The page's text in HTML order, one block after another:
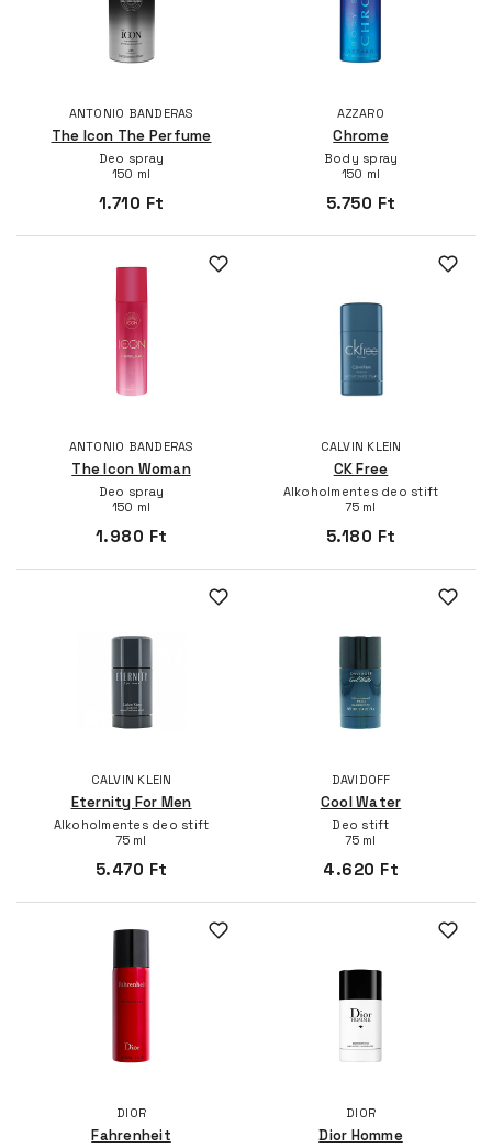
ANTONIO BANDERAS
The Icon The Perfume
Deo spray
150 ml
1.710 Ft
AZZARO
Chrome
Body spray
150 ml
5.750 Ft
ANTONIO BANDERAS
The Icon Woman
Deo spray
150 ml
1.980 Ft
CALVIN KLEIN
CK Free
Alkoholmentes deo stift
75 ml
5.180 Ft
CALVIN KLEIN
Eternity For Men
Alkoholmentes deo stift
75 ml
5.470 Ft
DAVIDOFF
Cool Water
Deo stift
75 ml
4.620 Ft
DIOR
Fahrenheit
DIOR
Dior Homme